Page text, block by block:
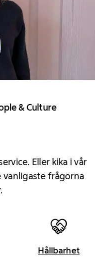
& Culture
Eller kika i vår
vanligaste frågorna
Hållbarhet